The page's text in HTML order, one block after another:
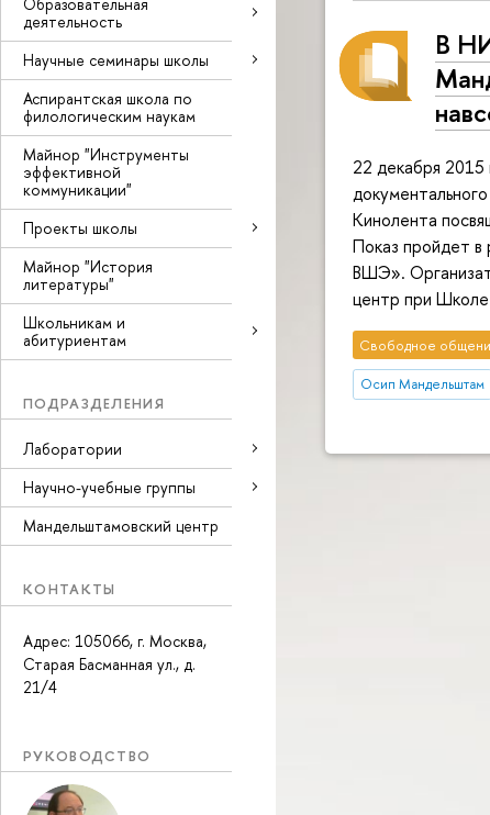
деятельность
Научные семинары школы
Аспирантская школа по
филологическим наукам
Майнор "Инструменты
эффективной
коммуникации"
Проекты школы
Майнор "История
литературы"
Школьникам и
абитуриентам
ПОДРАЗДЕЛЕНИЯ
Лаборатории
Научно-учебные группы
Мандельштамовский центр
КОНТАКТЫ
Адрес: 105066, г. Москва,
Старая Басманная ул., д.
21/4
РУКОВОДСТВО
В
22 декабря 2015
Кинолента
Показ пройдет в
ВШЭ».
центр при
Свободное
Осип Мандельштам